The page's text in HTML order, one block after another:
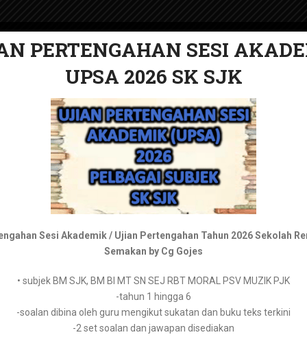
RPT
RPT Matematik Tahun 4
RPT Matematik Tahun
PERTENGAHAN SESI
2026 SMK KSSM
Bahasa Melayu Tingkatan 1 – https://tpaper.my/mus4ch7b
Bahasa Melayu Tingkatan 2 – https://tpaper.my/2p8tve3h
Bahasa Melayu Tingkatan 3 –
Bahasa Melayu Tingkatan 4 –https://tpaper.my/2p87vkj8
PERTENGAHAN SESI
UPSA 2026 SK SJK
Sesi Akademik / Ujian Pertengahan Tahun 2026 Sekolah
Semakan by Cg Gojes
• subjek BM SJK, BM BI MT SN SEJ RBT MORAL PSV MUZIK PJK
-tahun 1 hingga 6
-soalan dibina oleh guru mengikut sukatan dan buku teks terkini
-2 set soalan dan jawapan disediakan